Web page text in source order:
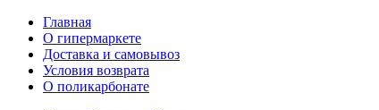
Главная
О гипермаркете
Доставка и самовывоз
Условия возврата
О поликарбонате